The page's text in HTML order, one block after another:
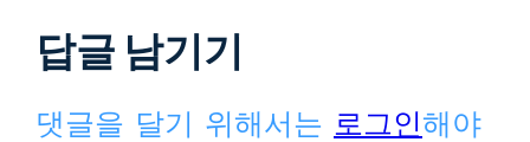
답글 남기기
댓글을 달기 위해서는 로그인해야